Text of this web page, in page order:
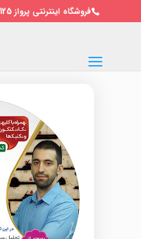
فروشگاه اینترنتی پرواز 09128501125 / 02122691010